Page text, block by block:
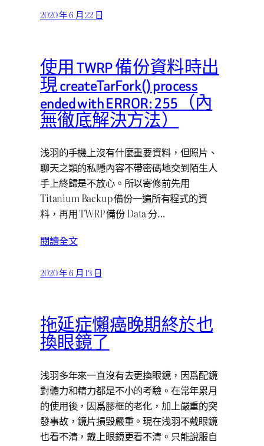
2020 年 6 月 22 日
使用 TWRP 備份資料時出
現 createTarFork() process
ended with ERROR: 255（內
無徹底解決方法）
浅羽的手機上沒有什麼重要資料，但照片、
聊天之類的私隱內容不帶密碼地交到陌生人
手上終歸是不放心。所以寄修前先用
Titanium Backup 備份一遍所有程式的資
料，再用 TWRP 備份 Data 分…
閱讀全文
2020 年 6 月 13 日
拖延症懶癌晚期終於也
換眼鏡了
浅羽多年來一直沒有去更換眼鏡，因爲配鏡
對體力和精力都是不小的考驗。在常年累月
的使用後，因爲膠框的老化，加上嚴重的突
發事故，鏡片損毀嚴重。現在浅羽不戴眼鏡
也看不清，戴上眼鏡更看不清。只能說服自